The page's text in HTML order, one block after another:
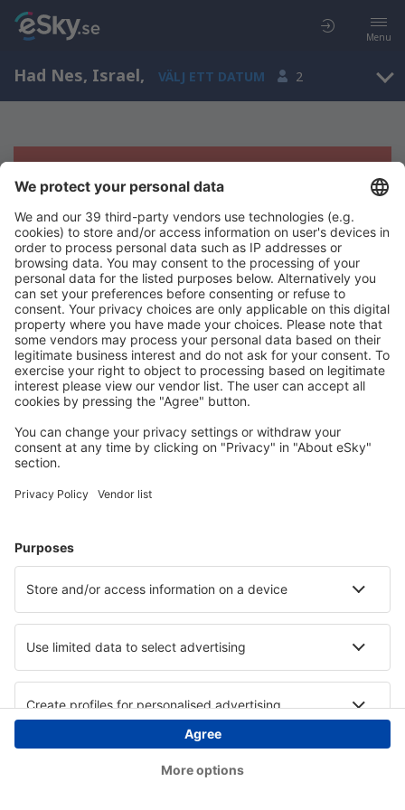
Menu
Had Nes, Israel, VÄLJ ETT DATUM 2
Tyvärr, inga resultat för denna sökning
Försök att söka med andra kriterier
Copyright © eSky.se. Alla rättigheter förbehålls.